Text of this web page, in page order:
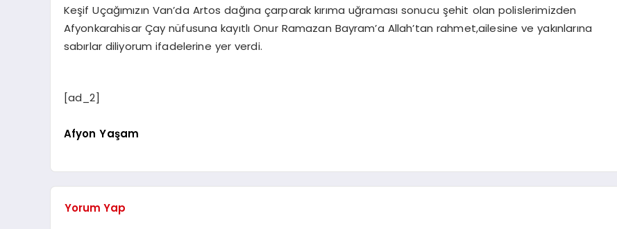
Keşif Uçağımızın Van’da Artos dağına çarparak kırıma uğraması sonucu şehit olan polislerimizden
Afyonkarahisar Çay nüfusuna kayıtlı Onur Ramazan Bayram’a Allah’tan rahmet,ailesine ve yakınlarına
sabırlar diliyorum ifadelerine yer verdi.
[ad_2]
Afyon Yaşam
Yorum Yap